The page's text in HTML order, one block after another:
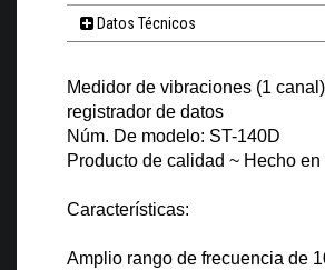
Datos Técnicos
Medidor de vibraciones (1
registrador de datos
Núm. De modelo: ST-140D
Producto de calidad ~ Hecho en
Características:
Amplio rango de frecuencia de